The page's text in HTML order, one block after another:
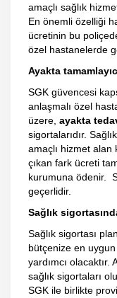
amaçlı sağlık
En önemli özelliği
ücretinin bu
özel hastanelerde
Ayakta
SGK güvencesi
anlaşmalı özel
üzere, ayakta
sigortalarıdır.
amaçlı hizmet alan
çıkan fark ücreti
kurumuna ödenir.
geçerlidir.
Sağlık
Sağlık sigortası
bütçenize en uygun
yardımcı
sağlık sigortaları
SGK ile birlikte